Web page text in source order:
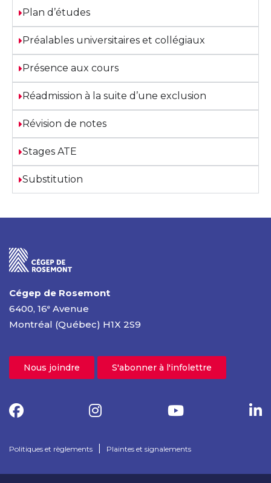
Plan d’études​
Préalables universitaires et collégiaux
Présence aux cours
Réadmission à la suite d’une exclusion
Révision de notes
Stages ATE
Substitution
Cégep de Rosemont
6400, 16e Avenue
Montréal (Québec) H1X 2S9
Nous joindre S'abonner à l'infolettre
Politiques et règlements Plaintes et signalements